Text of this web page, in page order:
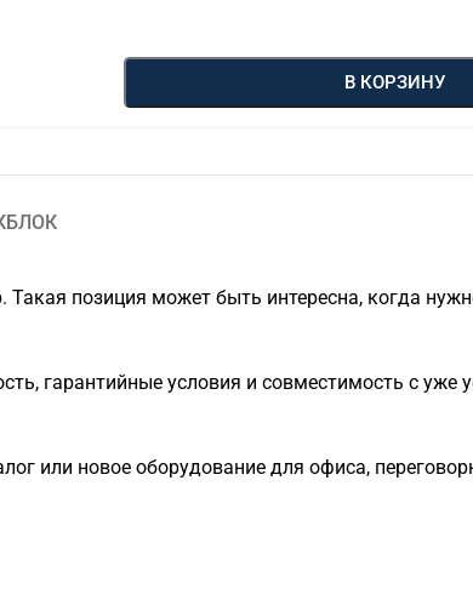
В КОРЗИНУ
Такая позиция может быть интересна, когда
гарантийные условия и совместимость с уже
или новое оборудование для офиса,